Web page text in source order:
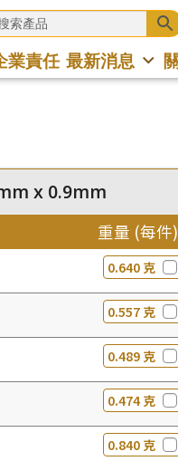
業責任 最新消息
x 0.9mm
重量 (每件)
0.640 克
0.557 克
0.489 克
0.474 克
0.840 克